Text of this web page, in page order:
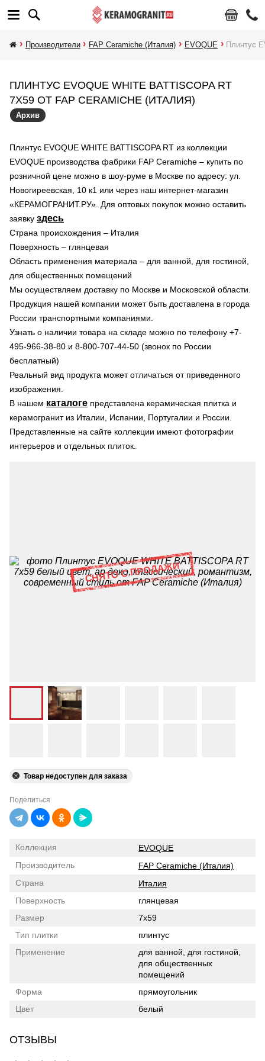
Производители FAP Ceramiche (Италия) EVOQUE Плинтус
ПЛИНТУС EVOQUE WHITE BATTISCOPA RT
7X59 ОТ FAP CERAMICHE (ИТАЛИЯ)
Архив
Плинтус EVOQUE WHITE BATTISCOPA RT из коллекции
EVOQUE производства фабрики FAP Ceramiche – купить по
розничной цене можно в шоу-руме в Москве по адресу: ул.
Новогиреевская, 10 к1 или через наш интернет-магазин
«КЕРАМОГРАНИТ.РУ». Для оптовых покупок можно оставить
заявку здесь
Страна происхождения – Италия
Поверхность – глянцевая
Область применения материала – для ванной, для гостиной,
для общественных помещений
Мы осуществляем доставку по Москве и Московской области.
Продукция нашей компании может быть доставлена в города
России транспортными компаниями.
Узнать о наличии товара на складе можно по телефону +7-
495-966-38-80 и 8-800-707-44-50 (звонок по России
бесплатный)
Реальный вид продукта может отличаться от приведенного
изображения.
В нашем каталоге представлена керамическая плитка и
керамогранит из Италии, Испании, Португалии и России.
Представленные на сайте коллекции имеют фотографии
интерьеров и отдельных плиток.
Товар недоступен для заказа
Поделиться
Коллекция
EVOQUE
Производитель
FAP Ceramiche (Италия)
Страна
Италия
Поверхность
глянцевая
Размер
7x59
Тип плитки
плинтус
Применение
для ванной, для гостиной,
для общественных
помещений
Форма
прямоугольник
Цвет
белый
ОТЗЫВЫ